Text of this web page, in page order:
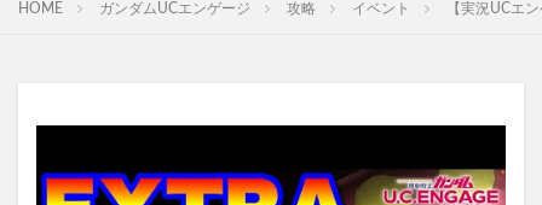
HOME ガンダムUCエンゲージ 攻略 イベント 【実況UCエ